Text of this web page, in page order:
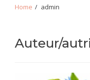
Home admin
Auteur/